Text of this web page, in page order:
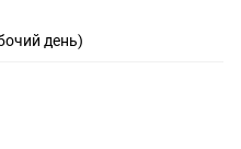
день)